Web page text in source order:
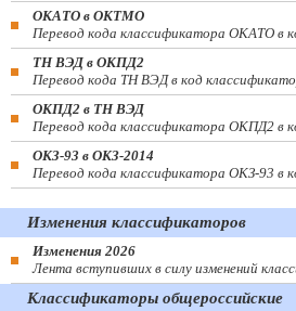
ОКАТО в ОКТМО
Перевод кода классификатора ОКАТО в
ТН ВЭД в ОКПД2
Перевод кода ТН ВЭД в код
ОКПД2 в ТН ВЭД
Перевод кода классификатора ОКПД2 в
ОКЗ-93 в ОКЗ-2014
Перевод кода классификатора ОКЗ-93 в
Изменения классификаторов
Изменения 2026
Лента вступивших в силу изменений
Классификаторы общероссийские